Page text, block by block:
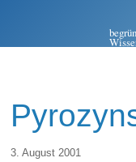
3. August 2001